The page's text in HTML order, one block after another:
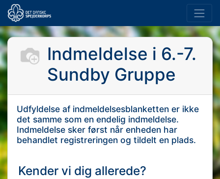
Indmeldelse i 6.-7.
Sundby Gruppe
Udfyldelse af indmeldelsesblanketten er ikke
det samme som en endelig indmeldelse.
Indmeldelse sker først når enheden har
behandlet registreringen og tildelt en plads.
Kender vi dig allerede?